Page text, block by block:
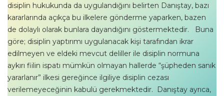
disiplin hukukunda da uygulandığını belirten Danıştay, bazı
kararlarında açıkça bu ilkelere gönderme yaparken, bazen
de dolaylı olarak bunlara dayandığını göstermektedir. Buna
göre; disiplin yaptırımı uygulanacak kişi tarafından ikrar
edilmeyen ve eldeki mevcut deliller ile disiplin normuna
aykırı fiilin ispatı mümkün olmayan hallerde “şüpheden sanık
yararlanır” ilkesi gereğince ilgiliye disiplin cezası
verilemeyeceğinin kabulü gerekmektedir. Danıştay ayrıca,